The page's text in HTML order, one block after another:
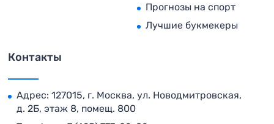
Прогнозы на спорт
Лучшие букмекеры
Контакты
Адрес: 127015, г. Москва, ул. Новодмитровская,
д. 2Б, этаж 8, помещ. 800